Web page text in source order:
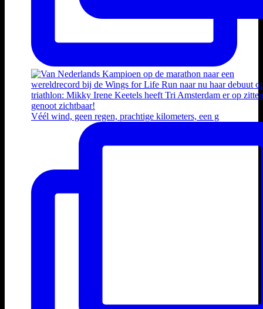
Véél wind, geen regen, prachtige kilometers, een g